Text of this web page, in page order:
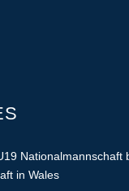
Nationalmannschaft
in Wales